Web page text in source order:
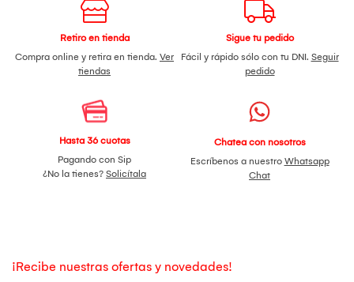
Retiro en tienda
Compra online y retira en tienda. Ver
tiendas
Sigue tu pedido
Fácil y rápido sólo con tu DNI. Seguir
pedido
Hasta 36 cuotas
Pagando con Sip
¿No la tienes? Solicítala
Chatea con nosotros
Escríbenos a nuestro Whatsapp
Chat
¡Recibe nuestras ofertas y novedades!